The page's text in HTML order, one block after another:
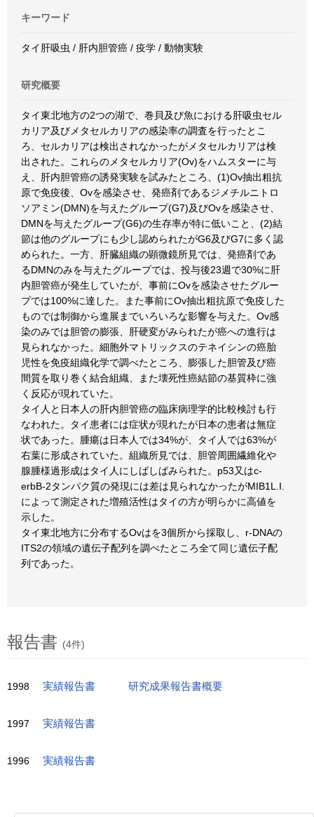
キーワード
タイ肝吸虫 / 肝内胆管癌 / 疫学 / 動物実験
研究概要
タイ東北地方の2つの湖で、巻貝及び魚における肝吸虫セル
カリア及びメタセルカリアの感染率の調査を行ったとこ
ろ、セルカリアは検出されなかったがメタセルカリアは検
出された。これらのメタセルカリア(Ov)をハムスターに与
え、肝内胆管癌の誘発実験を試みたところ、(1)Ov抽出粗抗
原で免疫後、Ovを感染させ、発癌剤であるジメチルニトロ
ソアミン(DMN)を与えたグループ(G7)及びOvを感染させ、
DMNを与えたグループ(G6)の生存率が特に低いこと、(2)結
節は他のグループにも少し認められたがG6及びG7に多く認
められた。一方、肝臓組織の顕微鏡所見では、発癌剤であ
るDMNのみを与えたグループでは、投与後23週で30%に肝
内胆管癌が発生していたが、事前にOvを感染させたグルー
プでは100%に達した。また事前にOv抽出粗抗原で免疫した
ものでは制御から進展までいろいろな影響を与えた。Ov感
染のみでは胆管の膨張、肝硬変がみられたが癌への進行は
見られなかった。細胞外マトリックスのテネイシンの癌胎
児性を免疫組織化学で調べたところ、膨張した胆管及び癌
間質を取り巻く結合組織、また壊死性癌結節の基質枠に強
く反応が現れていた。
タイ人と日本人の肝内胆管癌の臨床病理学的比較検討も行
なわれた。タイ患者には症状が現れたが日本の患者は無症
状であった。腫瘍は日本人では34%が、タイ人では63%が
右葉に形成されていた。組織所見では、胆管周囲繊維化や
腺腫様過形成はタイ人にしばしばみられた。p53又はc-
erbB-2タンパク質の発現には差は見られなかったがMIB1L.I.
によって測定された増殖活性はタイの方が明らかに高値を
示した。
タイ東北地方に分布するOvはを3個所から採取し、r-DNAの
ITS2の領域の遺伝子配列を調べたところ全て同じ遺伝子配
列であった。
報告書 (4件)
1998 実績報告書 研究成果報告書概要
1997 実績報告書
1996 実績報告書